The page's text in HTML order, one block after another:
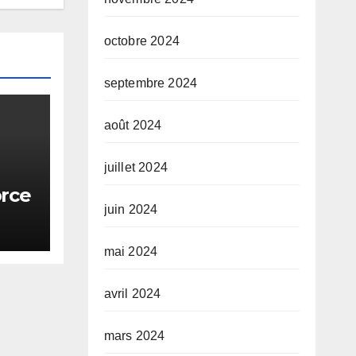
octobre 2024
septembre 2024
août 2024
juillet 2024
juin 2024
mai 2024
avril 2024
mars 2024